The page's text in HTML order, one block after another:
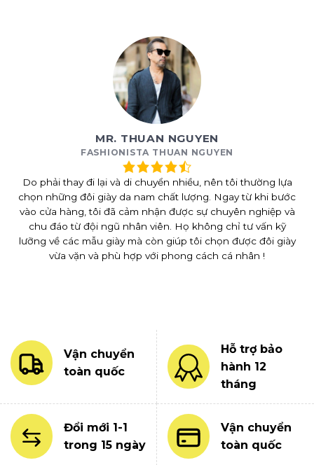
MR. THUAN NGUYEN
FASHIONISTA THUAN NGUYEN
Do phải thay đi lại và di chuyển nhiều, nên tôi thường lựa
chọn những đôi giày da nam chất lượng. Ngay từ khi bước
vào cửa hàng, tôi đã cảm nhận được sự chuyên nghiệp và
chu đáo từ đội ngũ nhân viên. Họ không chỉ tư vấn kỹ
lưỡng về các mẫu giày mà còn giúp tôi chọn được đôi giày
vừa vặn và phù hợp với phong cách cá nhân !
Vận chuyển
toàn quốc
Hỗ trợ bảo
hành 12
tháng
Đổi mới 1-1
trong 15 ngày
Vận chuyển
toàn quốc